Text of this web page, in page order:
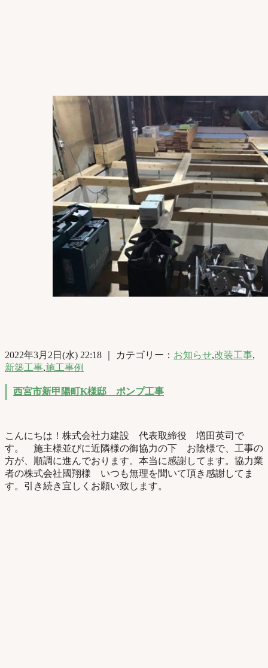
2022年3月2日(水) 22:18 ｜ カテゴリー： お知らせ,改装工事,
新築工事,施工事例
西宮市新甲陽町K様邸 ポンプ工事
こんにちは！株式会社力建設 代表取締役 増田英司で
す。 施主様並びに近隣様の御協力の下 お陰様で、工事の
方が、順調に進んでおります。本当に感謝してます。協力業
者の株式会社國翔様 いつも無理を聞いて頂き感謝してま
す。引き続き宜しくお願い致します。